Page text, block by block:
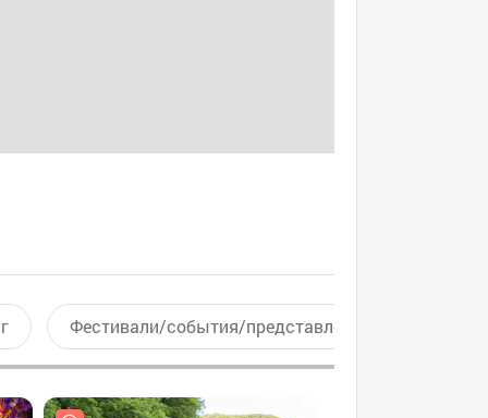
Фестивали/события/представления